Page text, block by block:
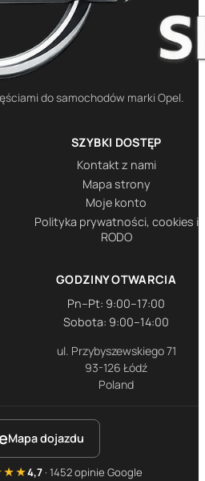
do samochodów marki Opel.
SZYBKI DOSTĘP
Kontakt z nami
Mapa strony
Moje konto
Polityka prywatności, cookies i
RODO
GODZINY OTWARCIA
Pn–Pt: 9:00–17:00
Sobota: 9:00–14:00
ul. Przybyszewskiego 71
93-126 Łódź
Poland
Mapa dojazdu
4,7· 1452 opinie Google